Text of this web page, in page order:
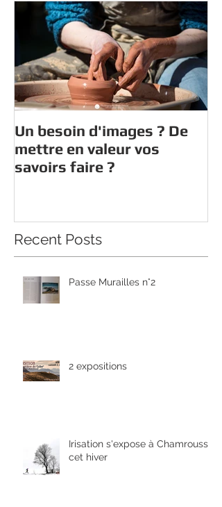
Un besoin d'images ? De
mettre en valeur vos
savoirs faire ?
Recent Posts
Passe Murailles n°2
2 expositions
Irisation s'expose à Chamrousse
cet hiver